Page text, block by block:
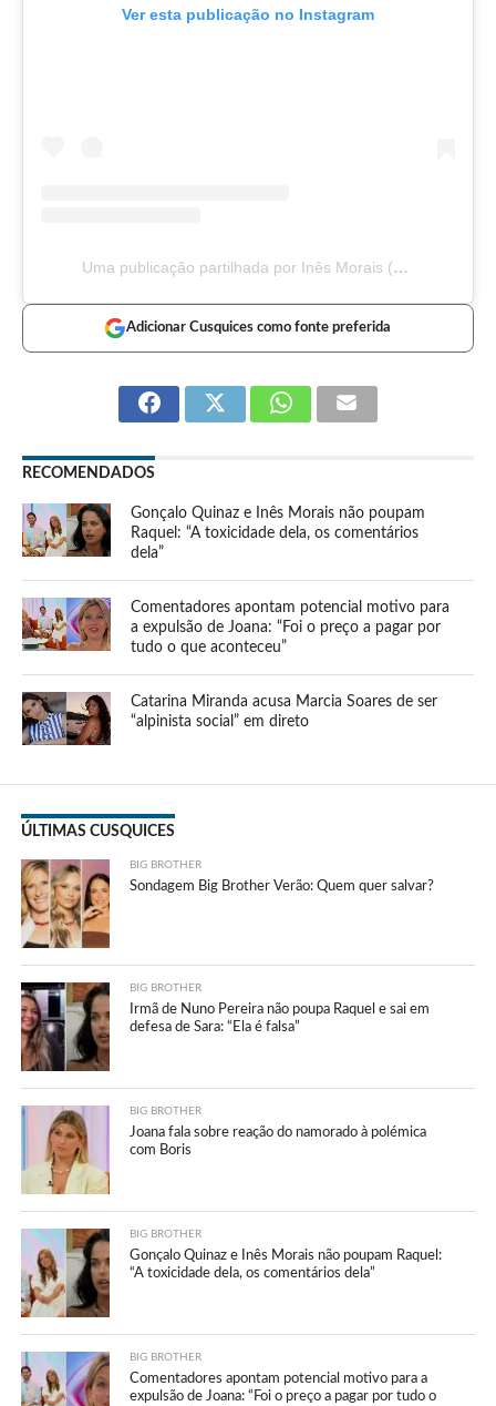
Ver esta publicação no Instagram
Uma publicação partilhada por Inês Morais (@ineesmoraisc)
Adicionar Cusquices como fonte preferida
RECOMENDADOS
Gonçalo Quinaz e Inês Morais não poupam
Raquel: “A toxicidade dela, os comentários
dela”
Comentadores apontam potencial motivo para
a expulsão de Joana: “Foi o preço a pagar por
tudo o que aconteceu”
Catarina Miranda acusa Marcia Soares de ser
“alpinista social” em direto
ÚLTIMAS CUSQUICES
BIG BROTHER
Sondagem Big Brother Verão: Quem quer salvar?
BIG BROTHER
Irmã de Nuno Pereira não poupa Raquel e sai em
defesa de Sara: “Ela é falsa”
BIG BROTHER
Joana fala sobre reação do namorado à polémica
com Boris
BIG BROTHER
Gonçalo Quinaz e Inês Morais não poupam Raquel:
“A toxicidade dela, os comentários dela”
BIG BROTHER
Comentadores apontam potencial motivo para a
expulsão de Joana: “Foi o preço a pagar por tudo o